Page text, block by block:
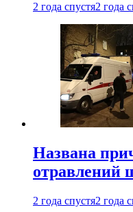
2 года спустя2 года
Названа
отравлений
2 года спустя2 года